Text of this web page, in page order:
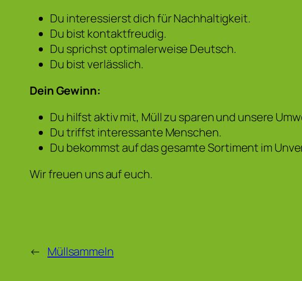
Du interessierst dich für Nachhaltigkeit.
Du bist kontaktfreudig.
Du sprichst optimalerweise Deutsch.
Du bist verlässlich.
Dein Gewinn:
Du hilfst aktiv mit, Müll zu sparen und unsere
Du triffst interessante Menschen.
Du bekommst auf das gesamte Sortiment im
Wir freuen uns auf euch.
← Müllsammeln